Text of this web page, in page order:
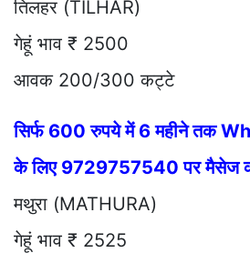
तिलहर (TILHAR)
गेहूं भाव ₹ 2500
आवक 200/300 कट्टे
सिर्फ 600 रुपये में 6 महीने तक
के लिए 9729757540 पर मैसेज
मथुरा (MATHURA)
गेहूं भाव ₹ 2525